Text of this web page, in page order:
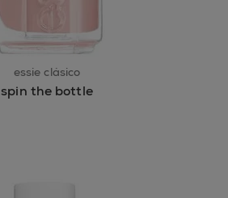
essie clásico
spin the bottle